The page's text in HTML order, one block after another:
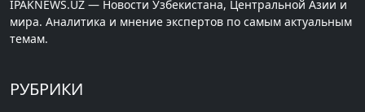
IPAKNEWS.UZ — Новости Узбекистана, Центральной Азии и
мира. Аналитика и мнение экспертов по самым актуальным
темам.
РУБРИКИ